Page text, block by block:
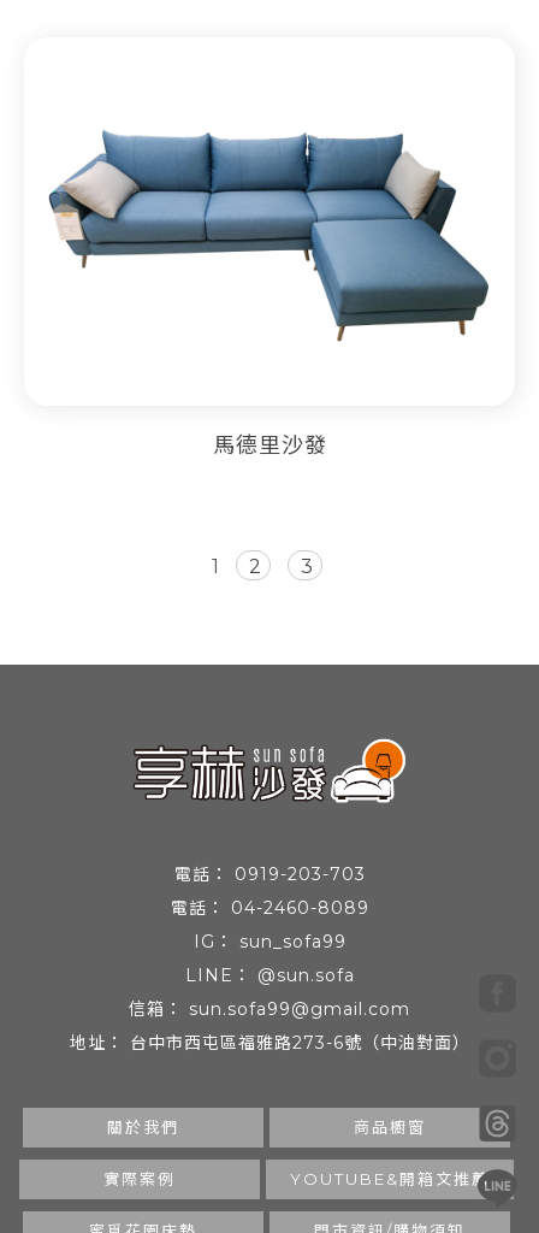
馬德里沙發
1 2 3
0919-203-703
04-2460-8089
sun_sofa99
@sun.sofa
sun.sofa99@gmail.com
台中市西屯區福雅路273-6號（中油對面）
關於我們 商品櫥窗
實際案例 YOUTUBE&開箱文推薦